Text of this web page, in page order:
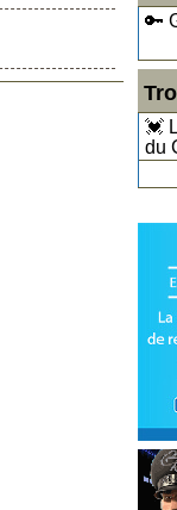
🔑
💓
du